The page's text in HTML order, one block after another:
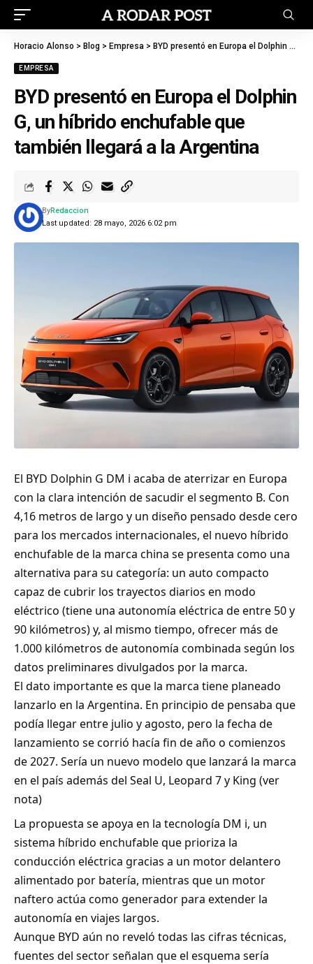
Horacio Alonso > Blog > Empresa > BYD presentó en Europa el Dolphin G, un híbrido enchufable que también llegará a la Argentina
EMPRESA
BYD presentó en Europa el Dolphin
G, un híbrido enchufable que
también llegará a la Argentina
Last updated: 28 mayo, 2026 6:02 pm
ByRedaccion
El BYD Dolphin G DM i acaba de aterrizar en Europa
con la clara intención de sacudir el segmento B. Con
4,16 metros de largo y un diseño pensado desde cero
para los mercados internacionales, el nuevo híbrido
enchufable de la marca china se presenta como una
alternativa para su categoría: un auto compacto
capaz de cubrir los trayectos diarios en modo
eléctrico (tiene una autonomía eléctrica de entre 50 y
90 kilómetros) y, al mismo tiempo, ofrecer más de
1.000 kilómetros de autonomía combinada según los
datos preliminares divulgados por la marca.
El dato importante es que la marca tiene planeado
lanzarlo en la Argentina. En principio de pensaba que
podía llegar entre julio y agosto, pero la fecha de
lanzamiento se corrió hacía fin de año o comienzos
de 2027. Sería un nuevo modelo que lanzará la marca
en el país además del Seal U, Leopard 7 y King (ver
nota)
La propuesta se apoya en la tecnología DM i, un
sistema híbrido enchufable que prioriza la
conducción eléctrica gracias a un motor delantero
alimentado por batería, mientras que un motor
naftero actúa como generador para extender la
autonomía en viajes largos.
Aunque BYD aún no reveló todas las cifras técnicas,
fuentes del sector señalan que el esquema sería